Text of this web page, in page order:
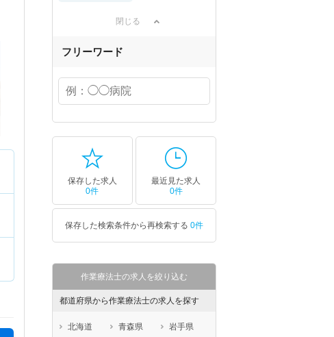
閉じる
フリーワード
保存した求人
0件
最近見た求人
0件
保存した検索条件から再検索する 0件
作業療法士の求人を絞り込む
都道府県から作業療法士の求人を探す
北海道 青森県
岩手県